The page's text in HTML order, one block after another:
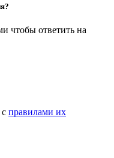
чтобы ответить на
правилами их